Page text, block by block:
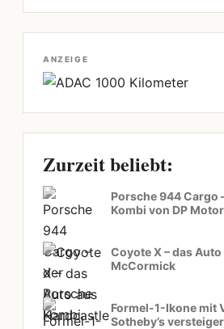
ANZEIGE
Zurzeit beliebt:
Porsche 944 Cargo
Kombi von DP
Coyote X – das
McCormick
Formel-1-Ikone mit
Sotheby’s